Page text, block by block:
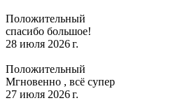
Положительный
спасибо большое!
28 июля 2026 г.
Положительный
Мгновенно , всё супер
27 июля 2026 г.